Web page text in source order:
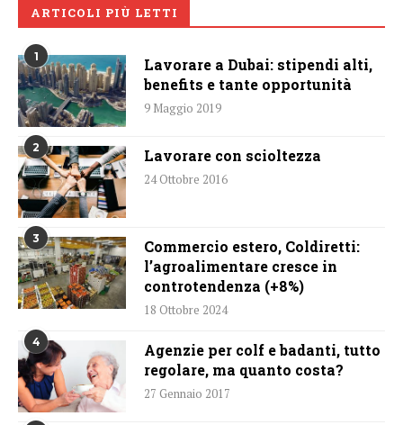
ARTICOLI PIÙ LETTI
1
Lavorare a Dubai: stipendi alti,
benefits e tante opportunità
9 Maggio 2019
2 Lavorare con scioltezza
24 Ottobre 2016
3
Commercio estero, Coldiretti:
l’agroalimentare cresce in
controtendenza (+8%)
18 Ottobre 2024
4
Agenzie per colf e badanti, tutto
regolare, ma quanto costa?
27 Gennaio 2017